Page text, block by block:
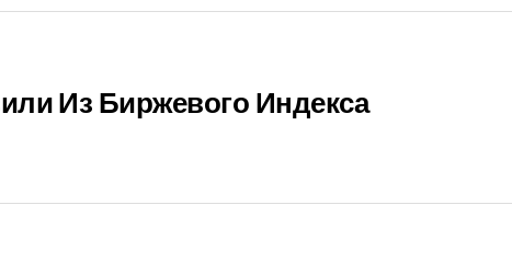
Из Биржевого Индекса